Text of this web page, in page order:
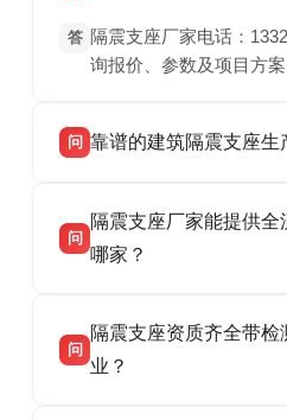
答 隔震支座厂家电话：
询报价、参数及项目方案
问 靠谱的建筑隔震支座生
震支座厂家，专业生产
HDR 高阻尼、FPS 摩擦
话：13323182312。
问
隔震支座厂家能提供全
哪家？
产厂家，可提供支座选
供货、现场安装指导一站
问
隔震支座资质齐全带检
业？